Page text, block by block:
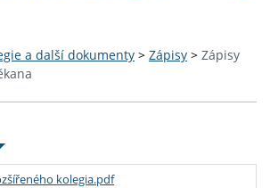
a další dokumenty > Zápisy > Zápisy
kolegia.pdf